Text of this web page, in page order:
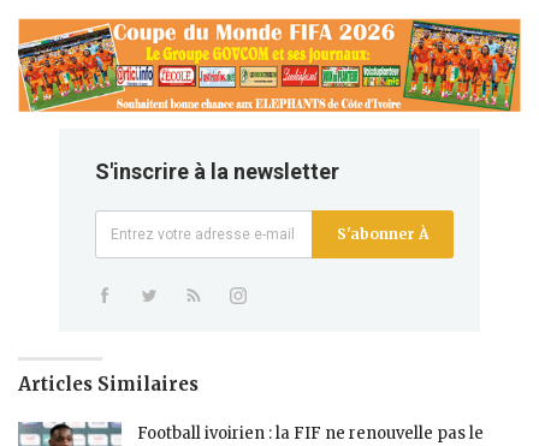
S'inscrire à la newsletter
S'abonner À
Articles Similaires
Football ivoirien : la FIF ne renouvelle pas le